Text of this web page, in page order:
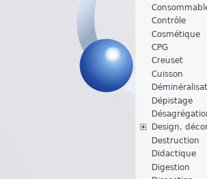
Contrôle
Cosmétique
CPG
Creuset
Cuisson
Dépistage
Design,
Destruction
Didactique
Digestion